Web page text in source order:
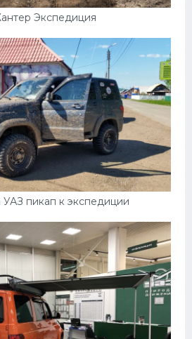
Экспедиция
УАЗ пикап к экспедиции